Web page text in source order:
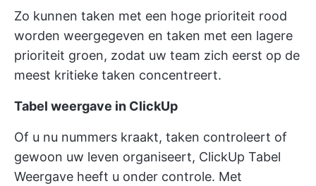
Zo kunnen taken met een hoge prioriteit rood
worden weergegeven en taken met een lagere
prioriteit groen, zodat uw team zich eerst op de
meest kritieke taken concentreert.
Tabel weergave in ClickUp
Of u nu nummers kraakt, taken controleert of
gewoon uw leven organiseert, ClickUp Tabel
Weergave heeft u onder controle. Met